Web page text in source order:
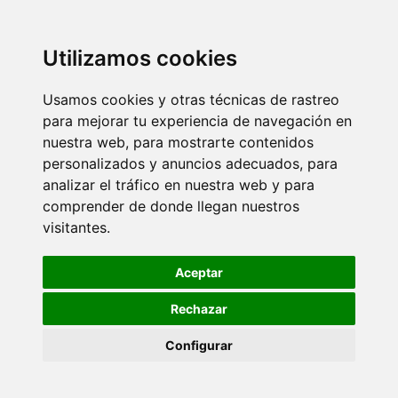
Utilizamos cookies
Usamos cookies y otras técnicas de rastreo
para mejorar tu experiencia de navegación en
nuestra web, para mostrarte contenidos
personalizados y anuncios adecuados, para
analizar el tráfico en nuestra web y para
comprender de donde llegan nuestros
visitantes.
Aceptar
Rechazar
Configurar